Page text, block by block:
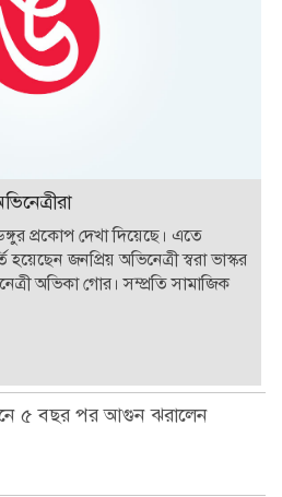
প্রকোপ দেখা দিয়েছে। এতে
হয়েছেন জনপ্রিয় অভিনেত্রী স্বরা ভাস্কর
অভিকা গোর। সম্প্রতি সামাজিক
৫ বছর পর আগুন ঝরালেন